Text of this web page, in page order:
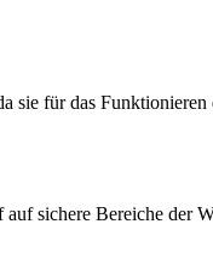
für das
sichere Bereiche der